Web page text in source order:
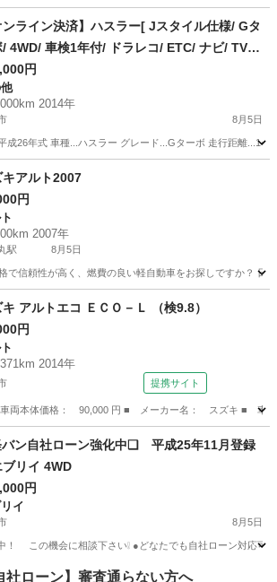
ンライン決済】ハスラー[ Jスタイル仕様/ Gタ
/ 4WD/ 車検1年付/ ドラレコ/ ETC/ ナビ/ TV/
円
2014年
8月5日
成26年式 車種...ハスラー グレード...Gターボ 走行距離
他
キアルト2007
円
2007年
駅 8月5日
で信頼性が高く、燃費の良い軽自動車をお探しですか？
王丸駅
キ アルトエコ ＥＣＯ－Ｌ （検9.8）
円
2014年
提携サイト
両本体価格： 90,000 円 ■ メーカー名： スズキ ■ 車
トン自社ローン強化中❑ 平成25年11月登録
ブリイ 4WD
円
イ
8月5日
中！ この機会に相談下さい❕ ●どなたでも自社ロー
リイ 車両
社ローン】審査通らない方へ